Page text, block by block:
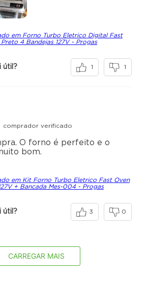
em Forno Turbo Eletrico Digital Fast
4 Bandejas 127V - Progas
útil? 1 1
comprador verificado
O forno é perfeito e o
bom.
em Kit Forno Turbo Eletrico Fast Oven
+ Bancada Mes-004 - Progas
útil? 3 0
CARREGAR MAIS